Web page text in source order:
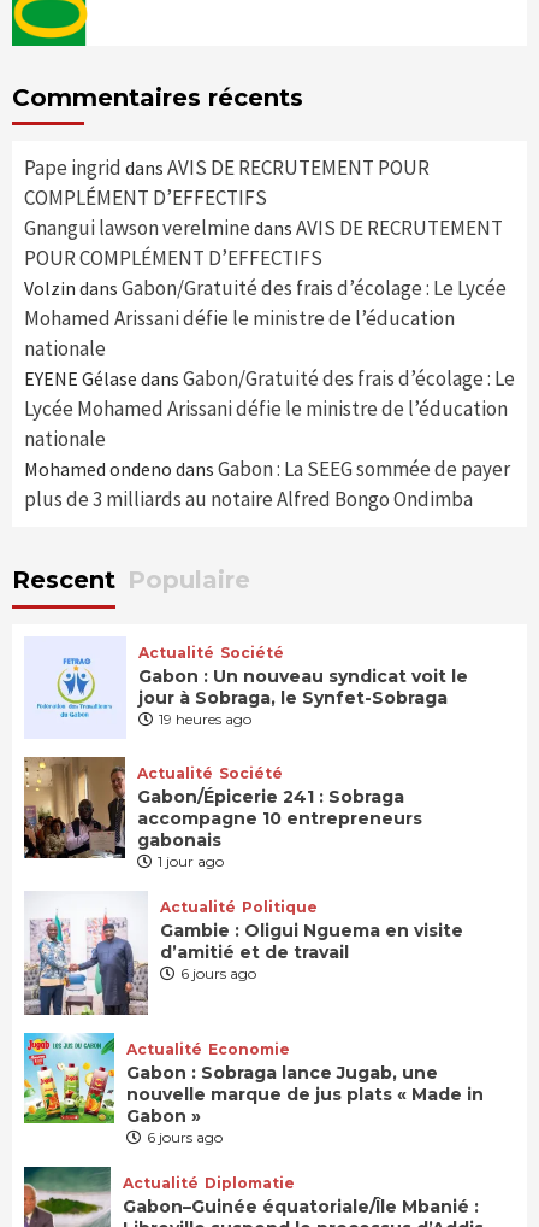
Commentaires récents
Pape ingrid dans AVIS DE RECRUTEMENT POUR
COMPLÉMENT D’EFFECTIFS
Gnangui lawson verelmine dans AVIS DE RECRUTEMENT
POUR COMPLÉMENT D’EFFECTIFS
Volzin dans Gabon/Gratuité des frais d’écolage : Le Lycée
Mohamed Arissani défie le ministre de l’éducation
nationale
EYENE Gélase dans Gabon/Gratuité des frais d’écolage : Le
Lycée Mohamed Arissani défie le ministre de l’éducation
nationale
Mohamed ondeno dans Gabon : La SEEG sommée de payer
plus de 3 milliards au notaire Alfred Bongo Ondimba
Rescent Populaire
Actualité Société
Gabon : Un nouveau syndicat voit le
jour à Sobraga, le Synfet-Sobraga
19 heures ago
Actualité Société
Gabon/Épicerie 241 : Sobraga
accompagne 10 entrepreneurs
gabonais
1 jour ago
Actualité Politique
Gambie : Oligui Nguema en visite
d’amitié et de travail
6 jours ago
Actualité Economie
Gabon : Sobraga lance Jugab, une
nouvelle marque de jus plats « Made in
Gabon »
6 jours ago
Actualité Diplomatie
Gabon–Guinée équatoriale/Île Mbanié :